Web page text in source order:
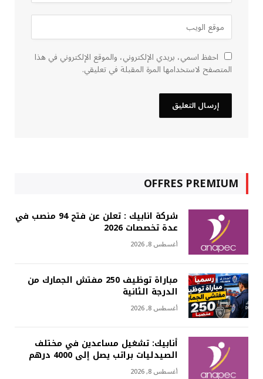
احفظ اسمي، بريدي الإلكتروني، والموقع الإلكتروني في هذا
المتصفح لاستخدامها المرة المقبلة في تعليقي.
OFFRES PREMIUM
شركة انابيك : تعلن عن فتح 94 منصب في
عدة تخصصات 2026
أغسطس 8, 2026
مباراة توظيف 250 مفتش الجمارك من
الدرجة الثانية
أغسطس 8, 2026
أنابيك: تشغيل مساعدين في مختلف
الصيدليات براتب يصل إلى 4000 درهم
أغسطس 8, 2026